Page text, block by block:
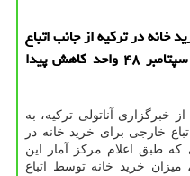
خانه در ترکیه از جانب اتباع
ایرانی در ماه نوامبر نسبت به ماه سپتامبر ۴۸ واحد کاهش پیدا
خبرگزاری آناتولی ترکیه، به
خارجی برای خرید خانه در
طبق اعلام مرکز آمار این
میزان خرید خانه توسط اتباع